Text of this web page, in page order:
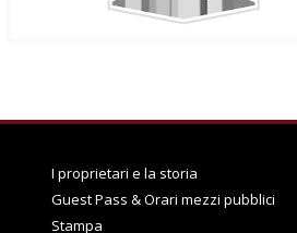
I proprietari e la storia
Guest Pass & Orari mezzi pubblici
Stampa